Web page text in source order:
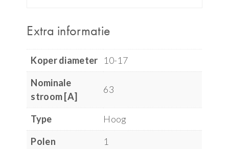
Extra informatie
Koper diameter 10-17
Nominale
stroom [A]
63
Type
Hoog
Polen
1